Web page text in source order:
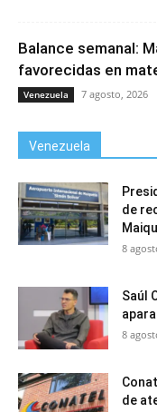
Balance semanal:
favorecidas en
Venezuela 7 agosto, 2026
Venezuela
de
8
Saúl
8
de